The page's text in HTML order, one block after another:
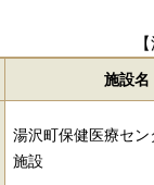
施設名
湯沢町保健医療セン
施設